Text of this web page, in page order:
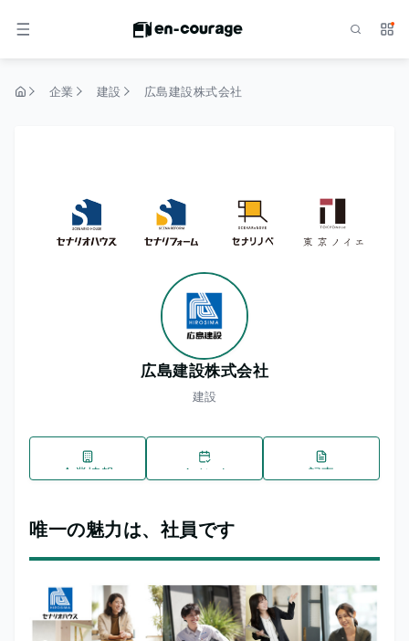
メニュー サ
企業 建設 広島建設株式会社
広島建設株式会社
建設
企業情報 イベント 記事
唯一の魅力は、社員です